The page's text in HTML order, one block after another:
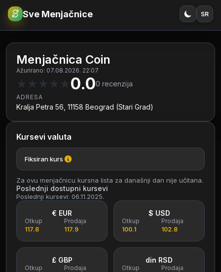
€RSD Sve Menjačnice SR
Menjačnica Coin
Ažurirano: 07.08.2026. 22:07
★ ★ ★ ★ ★0.00 recenzija
ADRESA
Kralja Petra 56, 11158 Beograd (Stari Grad)
Kursevi valuta
Fiksiran kurs
Za ovu menjačnicu kursna lista za današnji dan nije učitana.
Poslednji dostupni kursevi
Poslednji kursevi: 06.11.2025.
€ EUR
Otkup
117.8
Prodaja
117.9
$ USD
Otkup
100.1
Prodaja
102.8
£ GBP
Otkup
Prodaja
din RSD
Otkup
Prodaja